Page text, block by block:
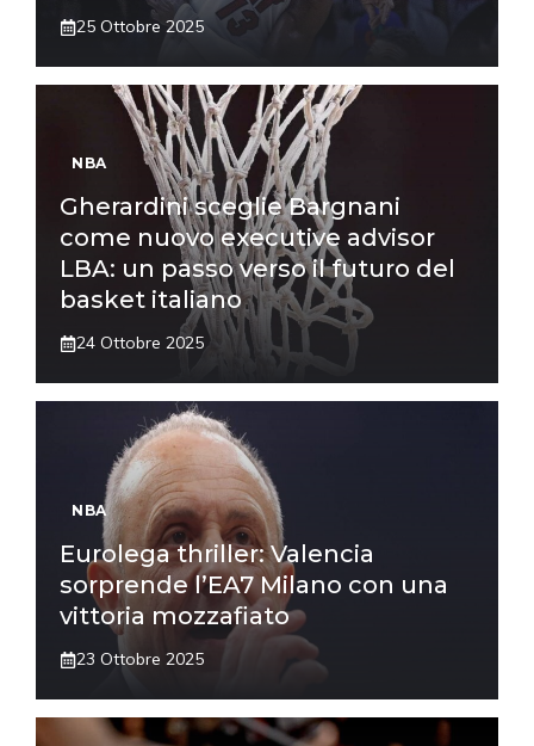
25 Ottobre 2025
NBA
Gherardini sceglie Bargnani
come nuovo executive advisor
LBA: un passo verso il futuro del
basket italiano
24 Ottobre 2025
NBA
Eurolega thriller: Valencia
sorprende l’EA7 Milano con una
vittoria mozzafiato
23 Ottobre 2025